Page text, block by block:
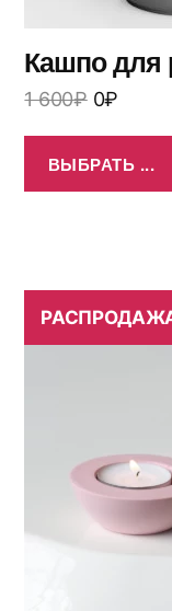
Кашпо для
1 600₽ 0₽
ВЫБРАТЬ ...